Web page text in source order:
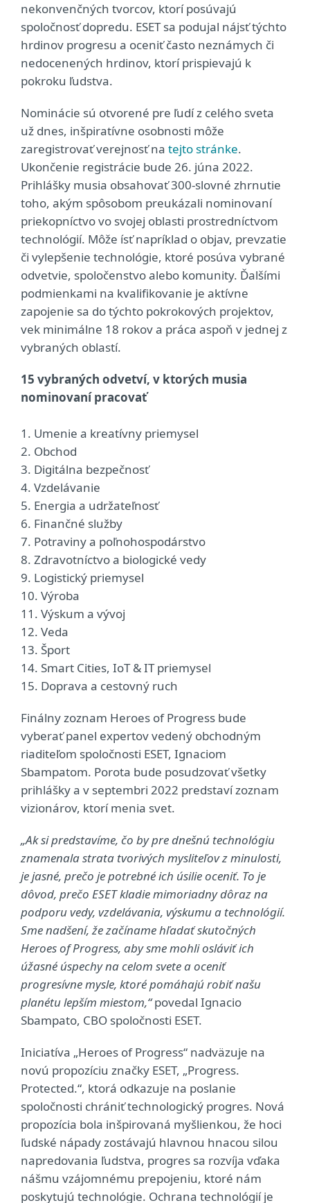
nekonvenčných tvorcov, ktorí posúvajú
spoločnosť dopredu. ESET sa podujal nájsť týchto
hrdinov progresu a oceniť často neznámych či
nedocenených hrdinov, ktorí prispievajú k
pokroku ľudstva.
Nominácie sú otvorené pre ľudí z celého sveta
už dnes, inšpiratívne osobnosti môže
zaregistrovať verejnosť na tejto stránke.
Ukončenie registrácie bude 26. júna 2022.
Prihlášky musia obsahovať 300-slovné zhrnutie
toho, akým spôsobom preukázali nominovaní
priekopníctvo vo svojej oblasti prostredníctvom
technológií. Môže ísť napríklad o objav, prevzatie
či vylepšenie technológie, ktoré posúva vybrané
odvetvie, spoločenstvo alebo komunity. Ďalšími
podmienkami na kvalifikovanie je aktívne
zapojenie sa do týchto pokrokových projektov,
vek minimálne 18 rokov a práca aspoň v jednej z
vybraných oblastí.
15 vybraných odvetví, v ktorých musia
nominovaní pracovať
1. Umenie a kreatívny priemysel
2. Obchod
3. Digitálna bezpečnosť
4. Vzdelávanie
5. Energia a udržateľnosť
6. Finančné služby
7. Potraviny a poľnohospodárstvo
8. Zdravotníctvo a biologické vedy
9. Logistický priemysel
10. Výroba
11. Výskum a vývoj
12. Veda
13. Šport
14. Smart Cities, IoT & IT priemysel
15. Doprava a cestovný ruch
Finálny zoznam Heroes of Progress bude
vyberať panel expertov vedený obchodným
riaditeľom spoločnosti ESET, Ignaciom
Sbampatom. Porota bude posudzovať všetky
prihlášky a v septembri 2022 predstaví zoznam
vizionárov, ktorí menia svet.
„Ak si predstavíme, čo by pre dnešnú technológiu
znamenala strata tvorivých mysliteľov z minulosti,
je jasné, prečo je potrebné ich úsilie oceniť. To je
dôvod, prečo ESET kladie mimoriadny dôraz na
podporu vedy, vzdelávania, výskumu a technológií.
Sme nadšení, že začíname hľadať skutočných
Heroes of Progress, aby sme mohli osláviť ich
úžasné úspechy na celom svete a oceniť
progresívne mysle, ktoré pomáhajú robiť našu
planétu lepším miestom,“povedal Ignacio
Sbampato, CBO spoločnosti ESET.
Iniciatíva „Heroes of Progress“ nadväzuje na
novú propozíciu značky ESET, „Progress.
Protected.“, ktorá odkazuje na poslanie
spoločnosti chrániť technologický progres. Nová
propozícia bola inšpirovaná myšlienkou, že hoci
ľudské nápady zostávajú hlavnou hnacou silou
napredovania ľudstva, progres sa rozvíja vďaka
nášmu vzájomnému prepojeniu, ktoré nám
poskytujú technológie. Ochrana technológií je